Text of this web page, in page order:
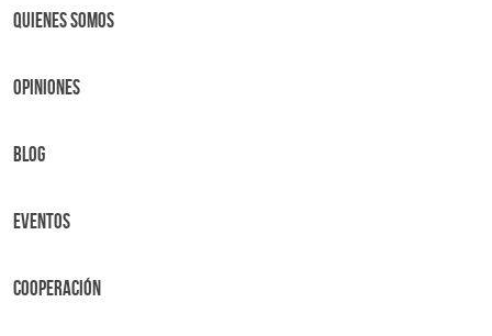
Quienes Somos
OPINIONES
BLOG
Eventos
Cooperación